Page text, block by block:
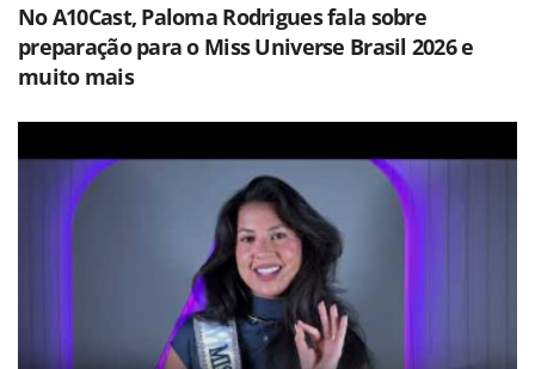
No A10Cast, Paloma Rodrigues fala sobre
preparação para o Miss Universe Brasil 2026 e
muito mais